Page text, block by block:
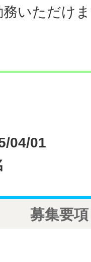
いただけ
04/01
募集要項